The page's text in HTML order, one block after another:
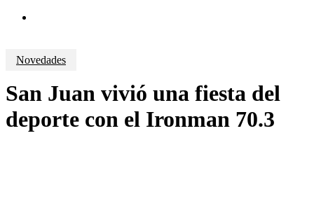
Novedades
San Juan vivió una fiesta del
deporte con el Ironman 70.3